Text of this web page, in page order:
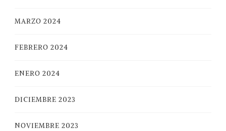
MARZO 2024
FEBRERO 2024
ENERO 2024
DICIEMBRE 2023
NOVIEMBRE 2023